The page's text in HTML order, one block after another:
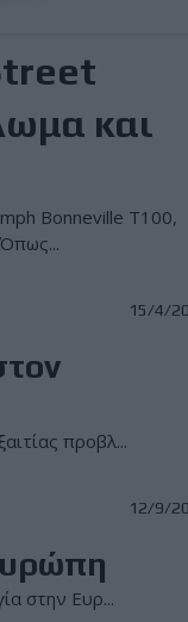
και
Bonneville T100,
15/4/
προβλ...
12/9/
στην Ευρ...